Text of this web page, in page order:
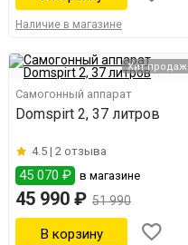
Наличие в магазине
Хит продаж
Самогонный аппарат
Domspirt 2, 37 литров
4.5 | 2 отзыва
45 070 ₽ в магазине
45 990 ₽ 51 990